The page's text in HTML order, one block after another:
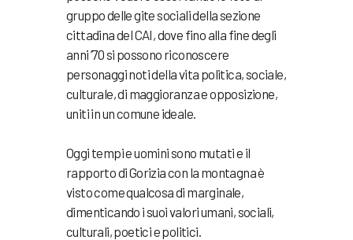
gruppo delle gite sociali della sezione
cittadina del CAI, dove fino alla fine degli
anni ’70 si possono riconoscere
personaggi noti della vita politica, sociale,
culturale, di maggioranza e opposizione,
uniti in un comune ideale.
Oggi tempi e uomini sono mutati e il
rapporto di Gorizia con la montagna è
visto come qualcosa di marginale,
dimenticando i suoi valori umani, sociali,
culturali, poetici e politici.